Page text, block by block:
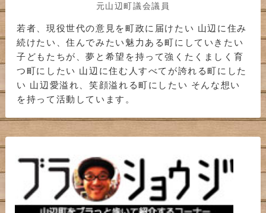
元山辺町議会議員
若者、現役世代の意見を町政に届けたい 山辺に住み
続けたい、住んでみたい魅力ある町にしていきたい
子どもたちが、夢と希望を持って強くたくましく育
つ町にしたい 山辺に住む人すべてが誇れる町にした
い 山辺愛溢れ、笑顔溢れる町にしたい そんな想い
を持って活動しています。